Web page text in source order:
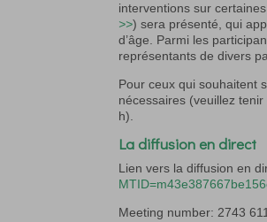
interventions sur
>>) sera présenté, qui
d’âge. Parmi les
représentants de divers
Pour ceux qui souhaitent
nécessaires (veuillez
h).
La diffusion en direct
Lien vers la diffusion en
Meeting number: 2743